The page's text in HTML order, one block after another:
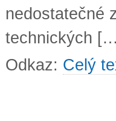
nedostatečné
technických
Odkaz: Celý